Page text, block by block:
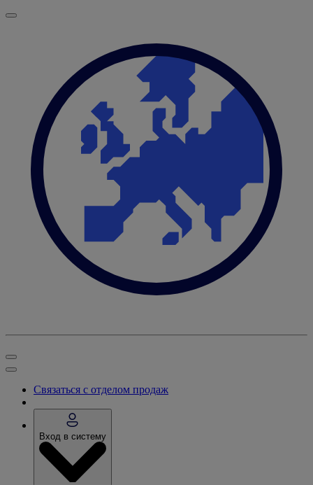
Связаться с отделом продаж
Вход в систему